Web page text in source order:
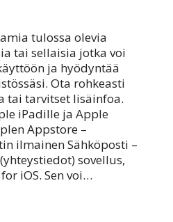
tulossa olevia
tai sellaisia jotka voi
ja hyödyntää
Ota rohkeasti
tai tarvitset lisäinfoa.
iPadille ja Apple
Appstore –
ilmainen Sähköposti –
sovellus,
iOS. Sen voi…